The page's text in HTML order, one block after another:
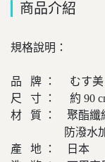
商品介紹
規格說明：
品 牌 ： むす美
尺 寸 ： 約 90
材 質 ： 聚酯纖維
防潑水加
產 地 ： 日本